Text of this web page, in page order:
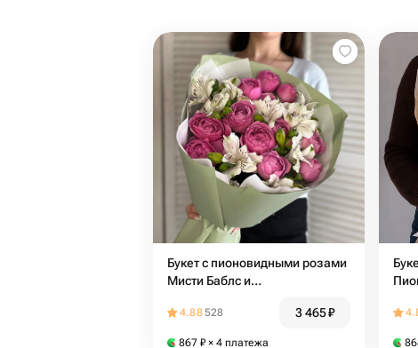
Букет с пионовидными розами
Мисти Баблс и
4.88528 3 465₽
867 ₽ × 4 платежа